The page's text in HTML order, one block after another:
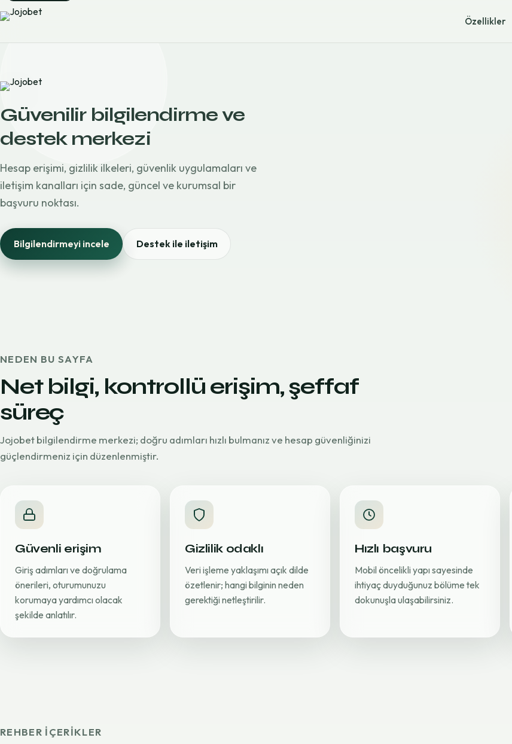
Özellikler
Güvenilir bilgilendirme ve
destek merkezi
Hesap erişimi, gizlilik ilkeleri, güvenlik uygulamaları ve
iletişim kanalları için sade, güncel ve kurumsal bir
başvuru noktası.
Bilgilendirmeyi incele Destek ile iletişim
NEDEN BU SAYFA
Net bilgi, kontrollü erişim, şeffaf
süreç
Jojobet bilgilendirme merkezi; doğru adımları hızlı bulmanız ve hesap güvenliğinizi
güçlendirmeniz için düzenlenmiştir.
Güvenli erişim
Giriş adımları ve doğrulama
önerileri, oturumunuzu
korumaya yardımcı olacak
şekilde anlatılır.
Gizlilik odaklı
Veri işleme yaklaşımı açık dilde
özetlenir; hangi bilginin neden
gerektiği netleştirilir.
Hızlı başvuru
Mobil öncelikli yapı sayesinde
ihtiyaç duyduğunuz bölüme tek
dokunuşla ulaşabilirsiniz.
REHBER IÇERIKLER